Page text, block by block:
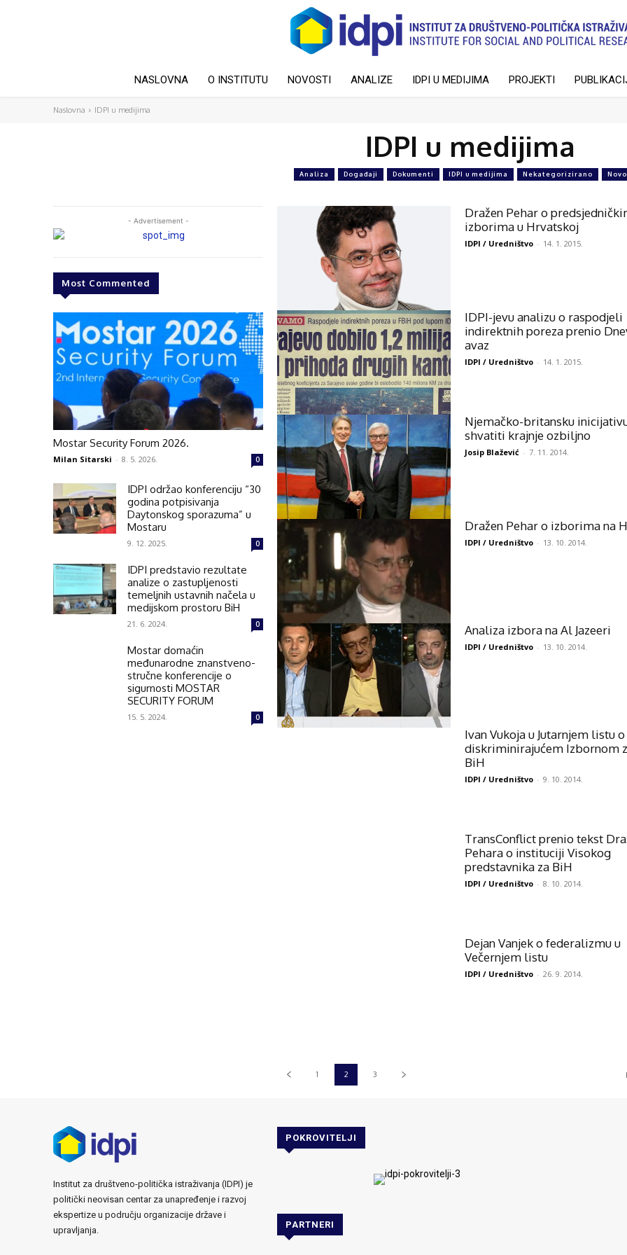
NASLOVNA O INSTITUTU NOVOSTI ANALIZE IDPI U MEDIJIMA PROJEKTI
Naslovna IDPI u medijima
IDPI u medijima
Analiza Događaji Dokumenti IDPI u medijima Nekategorizirano
- Advertisement -
Most Commented
Mostar Security Forum 2026.
Milan Sitarski - 8. 5. 2026. 0
IDPI održao konferenciju “30
godina potpisivanja
Daytonskog sporazuma” u
Mostaru
9. 12. 2025. 0
IDPI predstavio rezultate
analize o zastupljenosti
temeljnih ustavnih načela u
medijskom prostoru BiH
21. 6. 2024. 0
Mostar domaćin
međunarodne znanstveno-
stručne konferencije o
sigurnosti MOSTAR
SECURITY FORUM
15. 5. 2024. 0
Dražen Pehar o
izborima u Hrvatskoj
IDPI / Uredništvo - 14. 1. 2015.
IDPI-jevu analizu o raspodjeli
indirektnih poreza prenio
avaz
IDPI / Uredništvo - 14. 1. 2015.
Njemačko-britansku
shvatiti krajnje ozbiljno
Josip Blažević - 7. 11. 2014.
Dražen Pehar o izborima na
IDPI / Uredništvo - 13. 10. 2014.
Analiza izbora na Al Jazeeri
IDPI / Uredništvo - 13. 10. 2014.
Ivan Vukoja u Jutarnjem listu o
diskriminirajućem Izbornom
BiH
IDPI / Uredništvo - 9. 10. 2014.
TransConflict prenio tekst
Pehara o instituciji Visokog
predstavnika za BiH
IDPI / Uredništvo - 8. 10. 2014.
Dejan Vanjek o federalizmu u
Večernjem listu
IDPI / Uredništvo - 26. 9. 2014.
1 2 3
Institut za društveno-politička istraživanja (IDPI) je
politički neovisan centar za unapređenje i razvoj
ekspertize u području organizacije države i
upravljanja.
POKROVITELJI
PARTNERI